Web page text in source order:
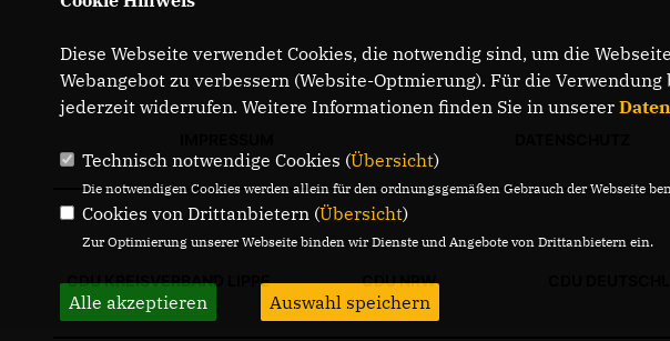
CDU KREISVERBAND LIPPE CDU NRW
Diese Webseite verwendet Cookies, die notwendig sind, um die
Webangebot zu verbessern (Website-Optmierung). Für die
jederzeit widerrufen. Weitere Informationen finden Sie in unserer
Technisch notwendige Cookies (Übersicht)
Die notwendigen Cookies werden allein für den ordnungsgemäßen Gebrauch der Webseite
Cookies von Drittanbietern (Übersicht)
Zur Optimierung unserer Webseite binden wir Dienste und Angebote von Drittanbietern ein.
Alle akzeptieren Auswahl speichern